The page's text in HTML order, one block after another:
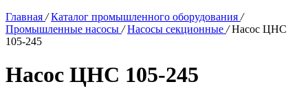
Главная / Каталог промышленного оборудования /
Промышленные насосы / Насосы секционные / Насос ЦНС
105-245
Насос ЦНС 105-245